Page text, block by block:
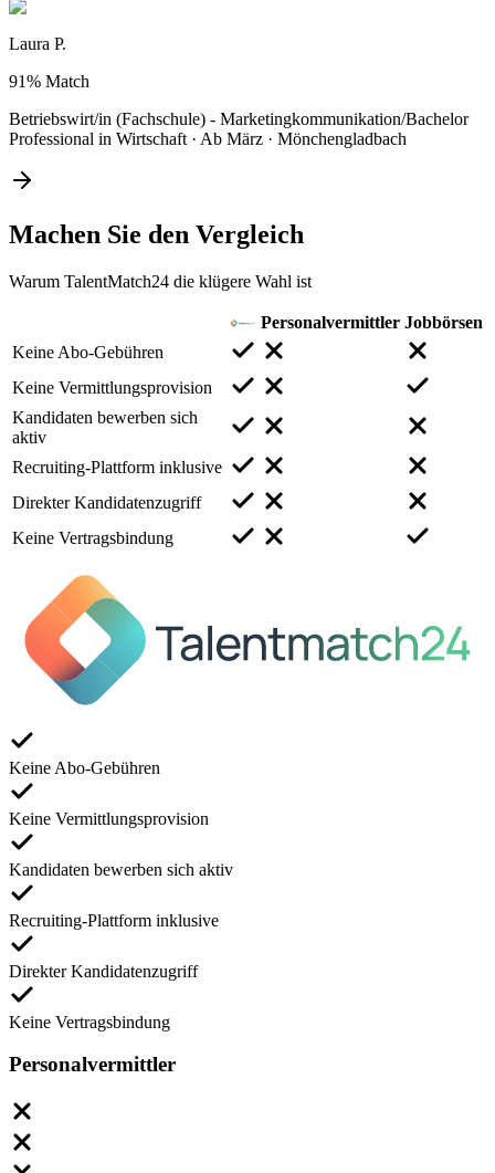
Laura P.
91% Match
Betriebswirt/in (Fachschule) - Marketingkommunikation/Bachelor
Professional in Wirtschaft · Ab März · Mönchengladbach
Machen Sie den Vergleich
Warum TalentMatch24 die klügere Wahl ist
Personalvermittler Jobbörsen
Keine Abo-Gebühren
Keine Vermittlungsprovision
Kandidaten bewerben sich
aktiv
Recruiting-Plattform inklusive
Direkter Kandidatenzugriff
Keine Vertragsbindung
Keine Abo-Gebühren
Keine Vermittlungsprovision
Kandidaten bewerben sich aktiv
Recruiting-Plattform inklusive
Direkter Kandidatenzugriff
Keine Vertragsbindung
Personalvermittler